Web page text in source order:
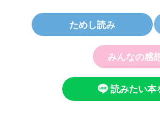
ためし読み
みんなの感
読みたい本
探偵チーム
ノート つぶ
霊は知って